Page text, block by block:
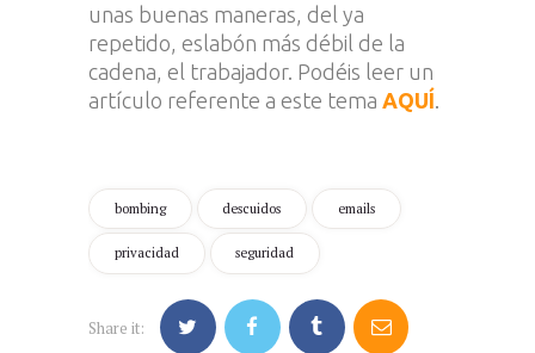
unas buenas maneras, del ya
repetido, eslabón más débil de la
cadena, el trabajador. Podéis leer un
artículo referente a este tema AQUÍ.
bombing descuidos emails
privacidad seguridad
Share it: